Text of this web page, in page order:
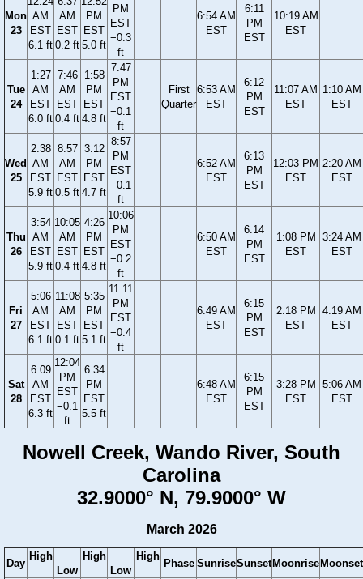
Mon
23
AM
EST
6.1 ft
AM
EST
0.2 ft
PM
EST
5.0 ft
PM
EST
−0.3
ft
6:54 AM
EST
6:11
PM
EST
10:19 AM
EST
Tue
24
1:27
AM
EST
6.0 ft
7:46
AM
EST
0.4 ft
1:58
PM
EST
4.8 ft
7:47
PM
EST
−0.1
ft
First
Quarter
6:53 AM
EST
6:12
PM
EST
11:07 AM
EST
1:10 AM
EST
Wed
25
2:38
AM
EST
5.9 ft
8:57
AM
EST
0.5 ft
3:12
PM
EST
4.7 ft
8:57
PM
EST
−0.1
ft
6:52 AM
EST
6:13
PM
EST
12:03 PM
EST
2:20 AM
EST
Thu
26
3:54
AM
EST
5.9 ft
10:05
AM
EST
0.4 ft
4:26
PM
EST
4.8 ft
10:06
PM
EST
−0.2
ft
6:50 AM
EST
6:14
PM
EST
1:08 PM
EST
3:24 AM
EST
Fri
27
5:06
AM
EST
6.1 ft
11:08
AM
EST
0.1 ft
5:35
PM
EST
5.1 ft
11:11
PM
EST
−0.4
ft
6:49 AM
EST
6:15
PM
EST
2:18 PM
EST
4:19 AM
EST
Sat
28
6:09
AM
EST
6.3 ft
12:04
PM
EST
−0.1
ft
6:34
PM
EST
5.5 ft
6:48 AM
EST
6:15
PM
EST
3:28 PM
EST
5:06 AM
EST
Nowell Creek, Wando River, South
Carolina
32.9000° N, 79.9000° W
March 2026
Day
High
Low
High
Low
High
Phase SunriseSunset Moonrise Moonset